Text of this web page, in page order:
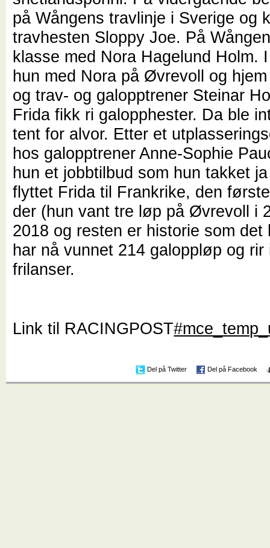
på Wångens travlinje i Sverige og
travhesten Sloppy Joe. På
klasse med Nora Hagelund Holm.
hun med Nora på Øvrevoll og
og trav- og galopptrener Steinar
Frida fikk ri galopphester. Da ble
tent for alvor. Etter et
hos galopptrener Anne-Sophie
hun et jobbtilbud som hun takket
flyttet Frida til Frankrike, den
der (hun vant tre løp på Øvrevoll i
2018 og resten er historie som det
har nå vunnet 214 galoppløp og rir
frilanser.
Link til RACINGPOST
Del på Twitter Del på Facebook